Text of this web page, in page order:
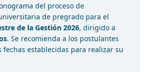
del proceso de
de pregrado para el
de la Gestión 2026, dirigido a
. Se recomienda a los postulantes
fechas establecidas para realizar su